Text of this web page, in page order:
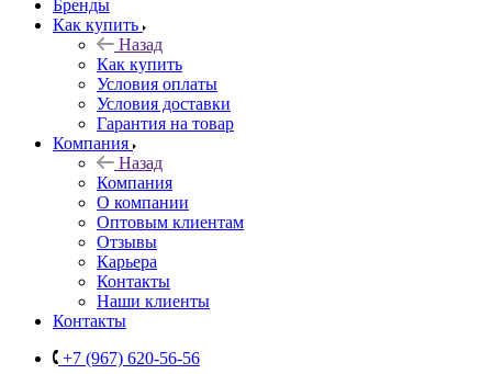
Бренды
Как купить
Назад
Как купить
Условия оплаты
Условия доставки
Гарантия на товар
Компания
Назад
Компания
О компании
Оптовым клиентам
Отзывы
Карьера
Контакты
Наши клиенты
Контакты
+7 (967) 620-56-56